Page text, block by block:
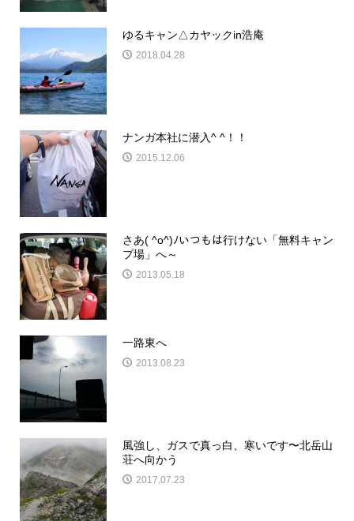
ゆるキャン△カヤックin浩庵
2018.04.28
ナンガ本社に潜入^ ^！！
2015.12.06
さあ( ^o^)ﾉいつもは行けない「無料キャン
プ場」へ～
2013.05.18
一路東へ
2013.08.23
風強し、ガスで真っ白、寒いです〜北岳山
荘へ向かう
2017.07.23